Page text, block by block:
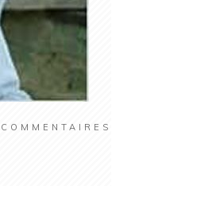
COMMENTAIRES